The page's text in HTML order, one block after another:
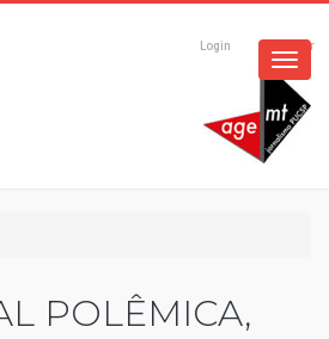
Login Registrar
POLÊMICA,